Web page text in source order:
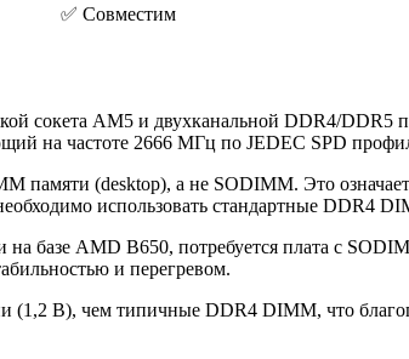
✅ Совместим
сокета AM5 и двухканальной DDR4/
на частоте 2666 МГц по JEDEC SPD
(desktop), а не SODIMM. Это
использовать стандартные DDR4
AMD B650, потребуется плата с
и перегревом.
В), чем типичные DDR4 DIMM, что